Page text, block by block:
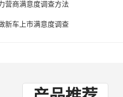
营商满意度调查方法
新车上市满意度调查